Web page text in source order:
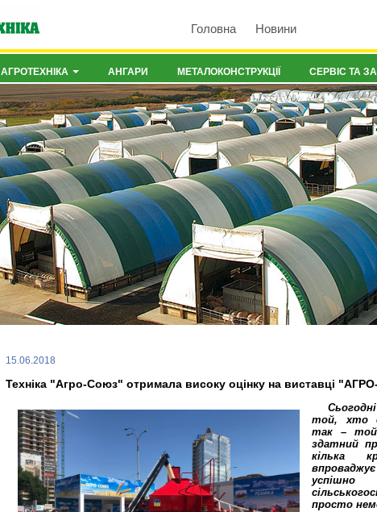
Головна Новини
АГРОТЕХНІКА АНГАРИ МЕТАЛОКОНСТРУКЦІЇ СЕРВІС ТА
15.06.2018
Техніка "Агро-Союз" отримала високу оцінку на виставці
той, хто
так –
здатний
кілька
просто